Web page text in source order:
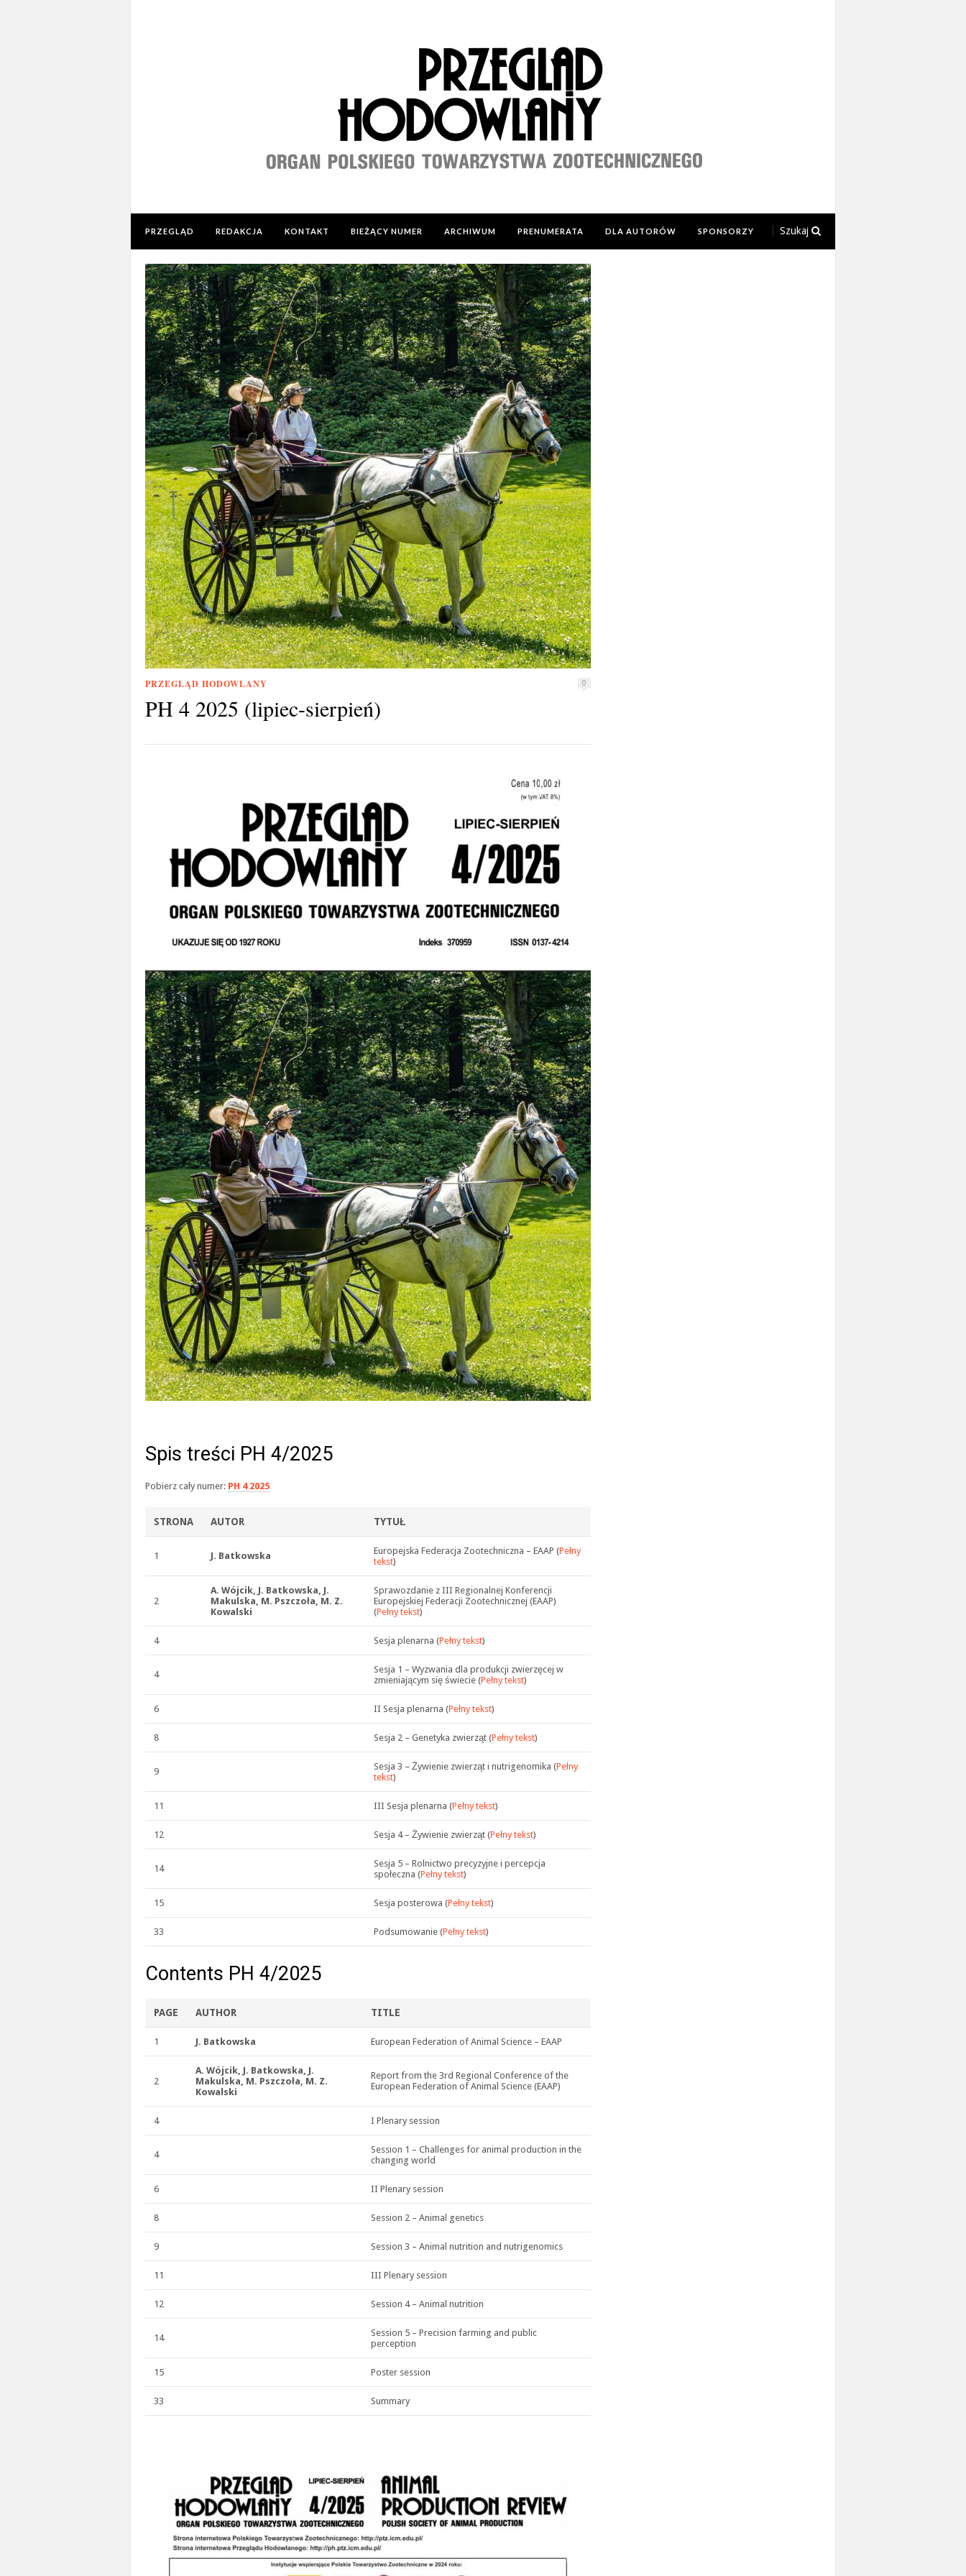
PRZEGLĄD REDAKCJA KONTAKT BIEŻĄCY NUMER ARCHIWUM PRENUMERATA DLA AUTORÓW SPONSORZY Szukaj
PRZEGLĄD HODOWLANY 0
PH 4 2025 (lipiec-sierpień)
Spis treści PH 4/2025
Pobierz cały numer: PH 4 2025
STRONA AUTOR TYTUŁ
1 J. Batkowska Europejska Federacja Zootechniczna – EAAP (Pełny
tekst)
2
A. Wójcik, J. Batkowska, J.
Makulska, M. Pszczoła, M. Z.
Kowalski
Sprawozdanie z III Regionalnej Konferencji
Europejskiej Federacji Zootechnicznej (EAAP)
(Pełny tekst)
4 Sesja plenarna (Pełny tekst)
4
Sesja 1 – Wyzwania dla produkcji zwierzęcej w
zmieniającym się świecie (Pełny tekst)
6 II Sesja plenarna (Pełny tekst)
8 Sesja 2 – Genetyka zwierząt (Pełny tekst)
9 Sesja 3 – Żywienie zwierząt i nutrigenomika (Pełny
tekst)
11 III Sesja plenarna (Pełny tekst)
12 Sesja 4 – Żywienie zwierząt (Pełny tekst)
14
Sesja 5 – Rolnictwo precyzyjne i percepcja
społeczna (Pełny tekst)
15 Sesja posterowa (Pełny tekst)
33 Podsumowanie (Pełny tekst)
Contents PH 4/2025
PAGE AUTHOR TITLE
1 J. Batkowska European Federation of Animal Science – EAAP
2
A. Wójcik, J. Batkowska, J.
Makulska, M. Pszczoła, M. Z.
Kowalski
Report from the 3rd Regional Conference of the
European Federation of Animal Science (EAAP)
4 I Plenary session
4
Session 1 – Challenges for animal production in the
changing world
6 II Plenary session
8 Session 2 – Animal genetics
9 Session 3 – Animal nutrition and nutrigenomics
11 III Plenary session
12 Session 4 – Animal nutrition
14
Session 5 – Precision farming and public
perception
15 Poster session
33 Summary